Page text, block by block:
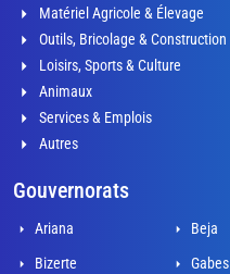
Matériel Agricole & Élevage
Outils, Bricolage & Construction
Loisirs, Sports & Culture
Animaux
Services & Emplois
Autres
Gouvernorats
Ariana Beja
Bizerte
Gabes